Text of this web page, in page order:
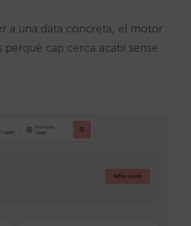
a una data concreta, el motor
cap cerca acabi sense